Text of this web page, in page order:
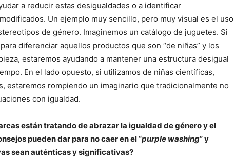
a reducir estas desigualdades o a identificar
Un ejemplo muy sencillo, pero muy visual es el uso
de género. Imaginemos un catálogo de juguetes. Si
diferenciar aquellos productos que son “de niñas” y los
estaremos ayudando a mantener una estructura desigual
En el lado opuesto, si utilizamos de niñas científicas,
estaremos rompiendo un imaginario que tradicionalmente no
con igualdad.
están tratando de abrazar la igualdad de género y el
pueden dar para no caer en el “purple washing” y
sean auténticas y significativas?